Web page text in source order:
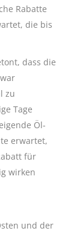
Rabatte
die bis
dass die
zu
Tage
Öl-
erwartet,
für
wirken
und der